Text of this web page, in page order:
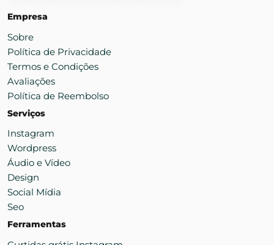
Empresa
Sobre
Política de Privacidade
Termos e Condições
Avaliações
Política de Reembolso
Serviços
Instagram
Wordpress
Áudio e Vídeo
Design
Social Mídia
Seo
Ferramentas